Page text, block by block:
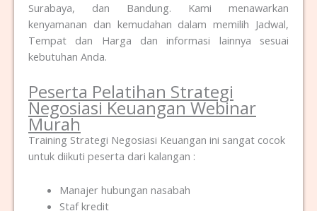
Surabaya, dan Bandung. Kami menawarkan
kenyamanan dan kemudahan dalam memilih Jadwal,
Tempat dan Harga dan informasi lainnya sesuai
kebutuhan Anda.
Peserta Pelatihan Strategi
Negosiasi Keuangan Webinar
Murah
Training Strategi Negosiasi Keuangan ini sangat cocok
untuk diikuti peserta dari kalangan :
Manajer hubungan nasabah
Staf kredit